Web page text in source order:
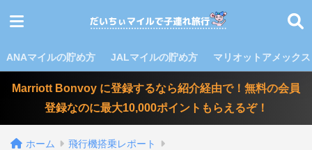
ANAマイルの貯め方 JALマイルの貯め方 マリオットアメック
Marriott Bonvoy に登録するなら紹介経由で！無料の会員
登録なのに最大10,000ポイントもらえるぞ！
ホーム 飛行機搭乗レポート